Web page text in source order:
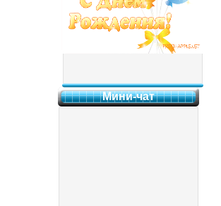
Мини-чат